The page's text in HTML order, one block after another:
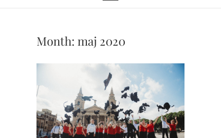
Month: maj 2020